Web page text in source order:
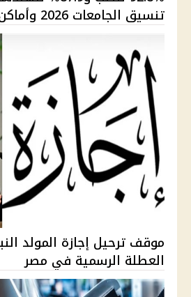
تنسيق الجامعات 2026 وأماكن المرحلة ...
العطلة الرسمية في مصر